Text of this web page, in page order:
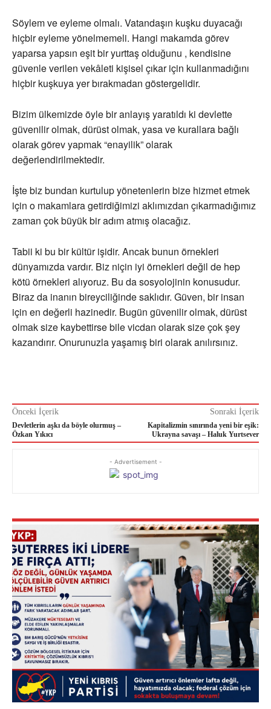
Söylem ve eyleme olmalı. Vatandaşın kuşku duyacağı
hiçbir eyleme yönelmemeli. Hangi makamda görev
yaparsa yapsın eşit bir yurttaş olduğunu , kendisine
güvenle verilen vekâleti kişisel çıkar için kullanmadığını
hiçbir kuşkuya yer bırakmadan göstergelidir.
Bizim ülkemizde öyle bir anlayış yaratıldı ki devlette
güvenilir olmak, dürüst olmak, yasa ve kurallara bağlı
olarak görev yapmak “enayilik” olarak
değerlendirilmektedir.
İşte biz bundan kurtulup yönetenlerin bize hizmet etmek
için o makamlara getirdiğimizi aklımızdan çıkarmadığımız
zaman çok büyük bir adım atmış olacağız.
Tabii ki bu bir kültür işidir. Ancak bunun örnekleri
dünyamızda vardır. Biz niçin iyi örnekleri değil de hep
kötü örnekleri alıyoruz. Bu da sosyolojinin konusudur.
Biraz da inanın bireyciliğinde saklıdır. Güven, bir insan
için en değerli hazinedir. Bugün güvenilir olmak, dürüst
olmak size kaybettirse bile vicdan olarak size çok şey
kazandırır. Onurunuzla yaşamış biri olarak anılırsınız.
Önceki İçerik
Devletlerin aşkı da böyle olurmuş –
Özkan Yıkıcı
Sonraki İçerik
Kapitalizmin sınırında yeni bir eşik:
Ukrayna savaşı – Haluk Yurtsever
- Advertisement -